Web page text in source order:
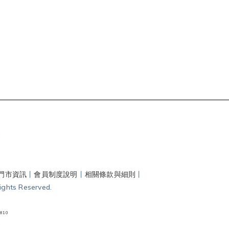
市資訊 丨會員制度說明 丨 相關條款與細則 丨
Reserved.